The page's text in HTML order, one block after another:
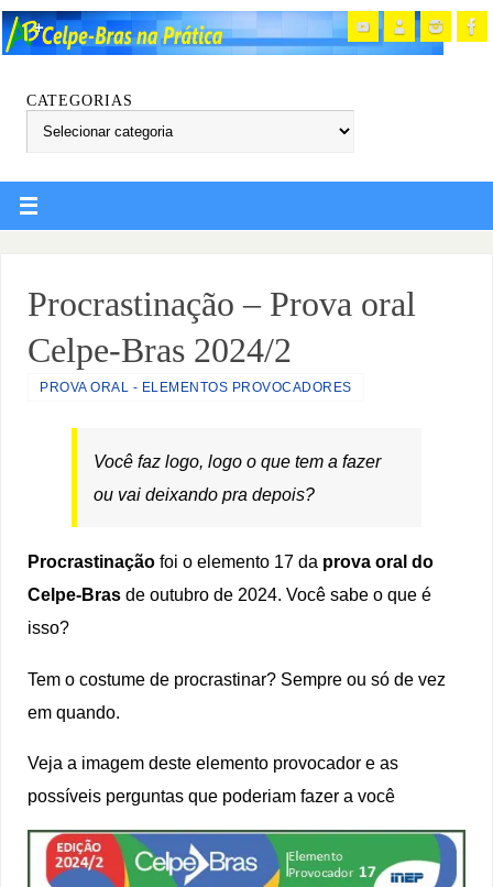
CATEGORIAS
Procrastinação – Prova oral
Celpe-Bras 2024/2
PROVA ORAL - ELEMENTOS PROVOCADORES
Você faz logo, logo o que tem a fazer
ou vai deixando pra depois?
Procrastinação foi o elemento 17 da prova oral do
Celpe-Bras de outubro de 2024. Você sabe o que é
isso?
Tem o costume de procrastinar? Sempre ou só de vez
em quando.
Veja a imagem deste elemento provocador e as
possíveis perguntas que poderiam fazer a você